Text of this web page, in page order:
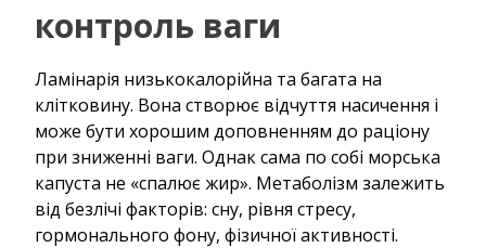
контроль ваги
Ламінарія низькокалорійна та багата на
клітковину. Вона створює відчуття насичення і
може бути хорошим доповненням до раціону
при зниженні ваги. Однак сама по собі морська
капуста не «спалює жир». Метаболізм залежить
від безлічі факторів: сну, рівня стресу,
гормонального фону, фізичної активності.